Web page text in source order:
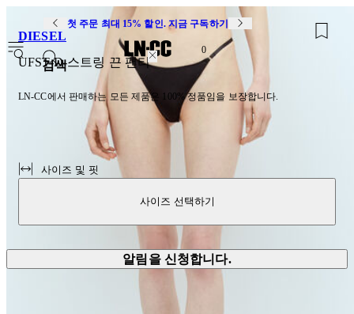
첫 주문 최대 15% 할인. 지금 구독하기
검색
0
DIESEL
UFST-D-스트링 끈 팬티
LN-CC에서 판매하는 모든 제품은 100% 정품임을 보장합니다.
사이즈 및 핏
사이즈 선택하기
알림을 신청합니다.